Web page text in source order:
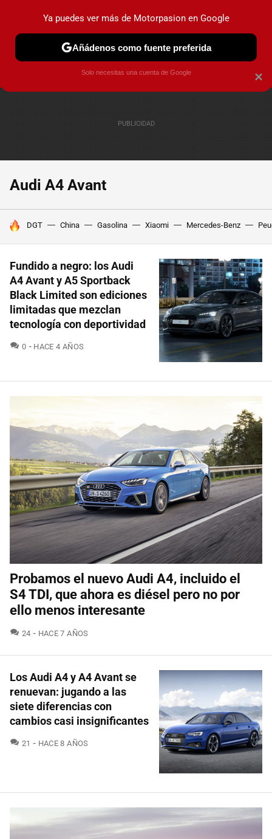
PRUEBAS COCHES ELÉCTRICOS OBSERVATORIO
Audi A4 Avant
HOY SE HABLA DE
DGT China Gasolina Xiaomi Mercedes-Benz
Fundido a negro: los Audi
A4 Avant y A5 Sportback
Black Limited son ediciones
limitadas que mezclan
tecnología con deportividad
0 COMENTARIOS
HACE 4 AÑOS
Probamos el nuevo Audi A4, incluido el
S4 TDI, que ahora es diésel pero no por
ello menos interesante
24 COMENTARIOS
HACE 7 AÑOS
Los Audi A4 y A4 Avant se
renuevan: jugando a las
siete diferencias con
cambios casi insignificantes
21 COMENTARIOS
HACE 8 AÑOS
×
Ya puedes ver más de Motorpasion en Google
Añádenos como fuente preferida
Solo necesitas una cuenta de Google